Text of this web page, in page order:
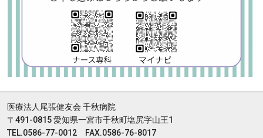
医療法人尾張健友会 千秋病院
〒491-0815 愛知県一宮市千秋町塩尻字山王1
TEL.0586-77-0012 FAX.0586-76-8017